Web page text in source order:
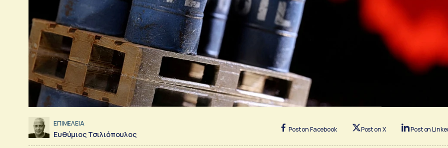
ΕΠΙΜΕΛΕΙΑ
Ευθύμιος Τσιλιόπουλος
Post on Facebook Post on X Post on